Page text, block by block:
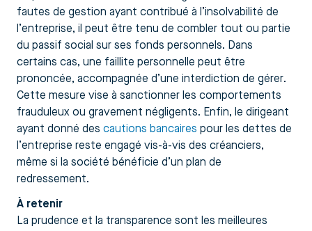
fautes de gestion ayant contribué à l’insolvabilité de
l’entreprise, il peut être tenu de combler tout ou partie
du passif social sur ses fonds personnels. Dans
certains cas, une faillite personnelle peut être
prononcée, accompagnée d’une interdiction de gérer.
Cette mesure vise à sanctionner les comportements
frauduleux ou gravement négligents. Enfin, le dirigeant
ayant donné des cautions bancaires pour les dettes de
l’entreprise reste engagé vis-à-vis des créanciers,
même si la société bénéficie d’un plan de
redressement.
À retenir
La prudence et la transparence sont les meilleures